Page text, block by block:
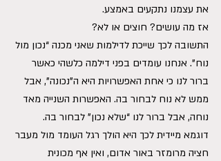
את עצמנו נתקעים באמצע.
אז מה עושים? חוצים או לא?
התשובה לכך שייכת לדילמות שאני מכנה “נכון מול
נוח”. אנחנו עומדים בפני דילמה כלשהי כאשר
ברור לנו כי אחת האפשרויות היא ה”נכונה”, אבל
ממש לא נוח לבחור בה. האפשרות השנייה מאד
נוחה, אבל ברור לנו “שלא נכון” לבחור בה.
דוגמא מיידית לכך היא הולך רגל העומד מול מעבר
חציה מרומזר באור אדום, ואין אף מכונית